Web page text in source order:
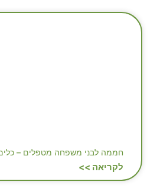
חממה לבני משפחה מטפלים – כלים
לקריאה >>